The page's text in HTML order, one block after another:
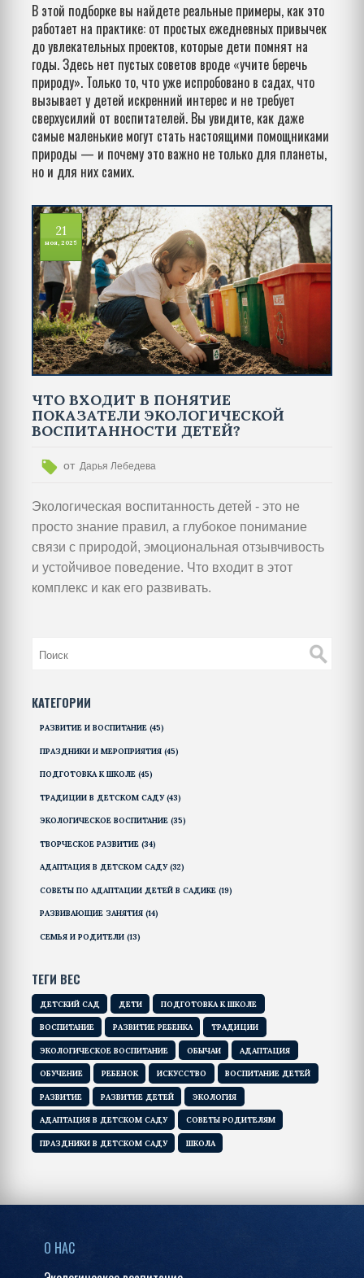
В этой подборке вы найдете реальные примеры, как это
работает на практике: от простых ежедневных привычек
до увлекательных проектов, которые дети помнят на
годы. Здесь нет пустых советов вроде «учите беречь
природу». Только то, что уже испробовано в садах, что
вызывает у детей искренний интерес и не требует
сверхусилий от воспитателей. Вы увидите, как даже
самые маленькие могут стать настоящими помощниками
природы — и почему это важно не только для планеты,
но и для них самих.
21
ноя, 2025
ЧТО ВХОДИТ В ПОНЯТИЕ
ПОКАЗАТЕЛИ ЭКОЛОГИЧЕСКОЙ
ВОСПИТАННОСТИ ДЕТЕЙ?
от Дарья Лебедева
Экологическая воспитанность детей - это не
просто знание правил, а глубокое понимание
связи с природой, эмоциональная отзывчивость
и устойчивое поведение. Что входит в этот
комплекс и как его развивать.
КАТЕГОРИИ
РАЗВИТИЕ И ВОСПИТАНИЕ (45)
ПРАЗДНИКИ И МЕРОПРИЯТИЯ (45)
ПОДГОТОВКА К ШКОЛЕ (45)
ТРАДИЦИИ В ДЕТСКОМ САДУ(43)
ЭКОЛОГИЧЕСКОЕ ВОСПИТАНИЕ (35)
ТВОРЧЕСКОЕ РАЗВИТИЕ (34)
АДАПТАЦИЯ В ДЕТСКОМ САДУ(32)
СОВЕТЫ ПО АДАПТАЦИИ ДЕТЕЙ В САДИКЕ (19)
РАЗВИВАЮЩИЕ ЗАНЯТИЯ (14)
СЕМЬЯ И РОДИТЕЛИ (13)
ТЕГИ ВЕС
ДЕТСКИЙ САД ДЕТИ ПОДГОТОВКА К ШКОЛЕ
ВОСПИТАНИЕ РАЗВИТИЕ РЕБЕНКА ТРАДИЦИИ
ЭКОЛОГИЧЕСКОЕ ВОСПИТАНИЕ ОБЫЧАИ АДАПТАЦИЯ
ОБУЧЕНИЕ РЕБЕНОК ИСКУССТВО ВОСПИТАНИЕ ДЕТЕЙ
РАЗВИТИЕ РАЗВИТИЕ ДЕТЕЙ ЭКОЛОГИЯ
АДАПТАЦИЯ В ДЕТСКОМ САДУ СОВЕТЫ РОДИТЕЛЯМ
ПРАЗДНИКИ В ДЕТСКОМ САДУ ШКОЛА
О НАС